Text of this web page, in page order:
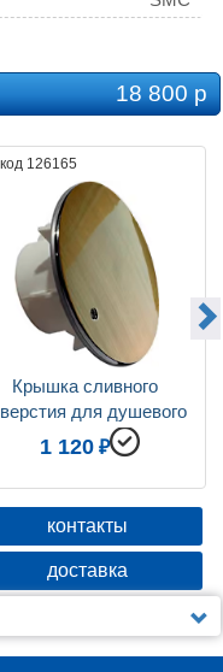
в угол
18 800 р
код 126165
Крышка сливного
для душевого
Cezares TRAY-
COVER-BR
1 120
контакты
доставка